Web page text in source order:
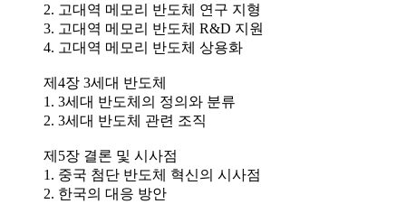
2. 고대역 메모리 반도체 연구 지형
3. 고대역 메모리 반도체 R&D 지원
4. 고대역 메모리 반도체 상용화
제4장 3세대 반도체
1. 3세대 반도체의 정의와 분류
2. 3세대 반도체 관련 조직
제5장 결론 및 시사점
1. 중국 첨단 반도체 혁신의 시사점
2. 한국의 대응 방안